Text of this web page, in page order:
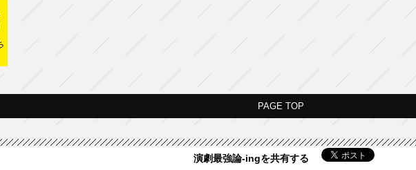
PAGE TOP
演劇最強論-ingを共有する